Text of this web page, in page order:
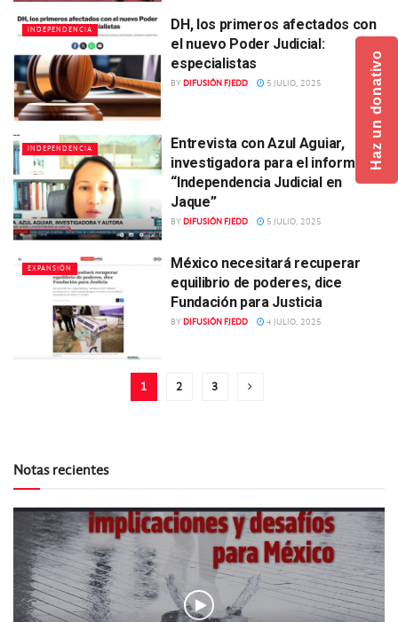
INDEPENDENCIA
DH, los primeros afectados con
el nuevo Poder Judicial:
especialistas
BY DIFUSIÓN FJEDD 5 JULIO, 2025
INDEPENDENCIA
Entrevista con Azul Aguiar,
investigadora para el informe
“Independencia Judicial en
Jaque”
BY DIFUSIÓN FJEDD 5 JULIO, 2025
EXPANSIÓN
México necesitará recuperar
equilibrio de poderes, dice
Fundación para Justicia
BY DIFUSIÓN FJEDD 4 JULIO, 2025
1 2 3
Notas recientes
Haz un donativo